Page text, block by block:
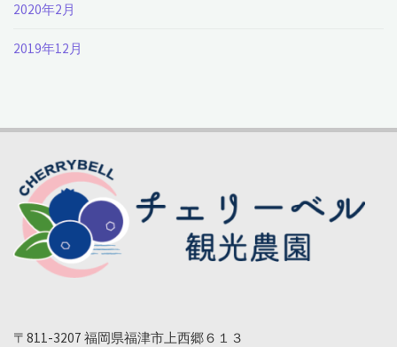
2020年2月
2019年12月
〒811-3207 福岡県福津市上西郷６１３